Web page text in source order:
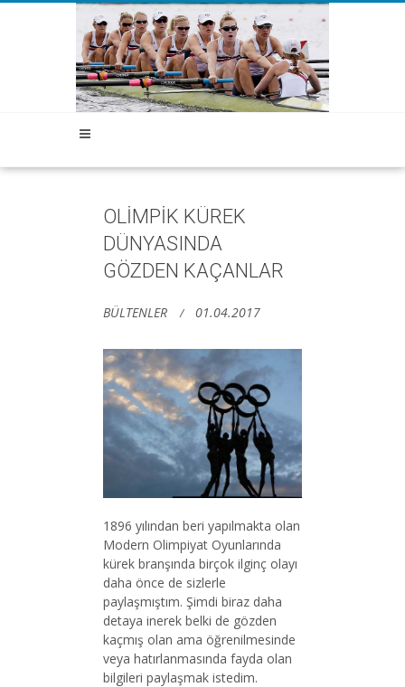
OLİMPİK KÜREK
DÜNYASINDA
GÖZDEN KAÇANLAR
BÜLTENLER 01.04.2017
1896 yılından beri yapılmakta olan
Modern Olimpiyat Oyunlarında
kürek branşında birçok ilginç olayı
daha önce de sizlerle
paylaşmıştım. Şimdi biraz daha
detaya inerek belki de gözden
kaçmış olan ama öğrenilmesinde
veya hatırlanmasında fayda olan
bilgileri paylaşmak istedim.